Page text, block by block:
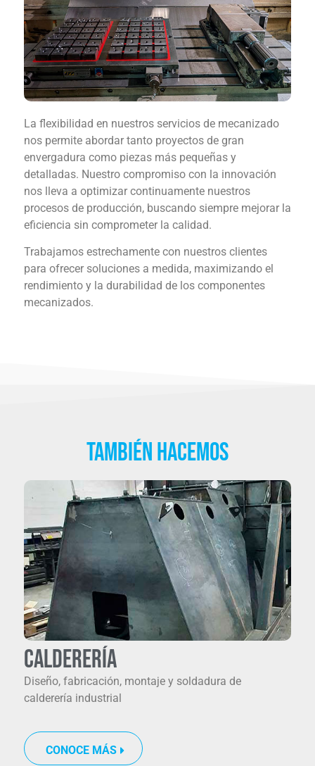
La flexibilidad en nuestros servicios de mecanizado
nos permite abordar tanto proyectos de gran
envergadura como piezas más pequeñas y
detalladas. Nuestro compromiso con la innovación
nos lleva a optimizar continuamente nuestros
procesos de producción, buscando siempre mejorar la
eficiencia sin comprometer la calidad.
Trabajamos estrechamente con nuestros clientes
para ofrecer soluciones a medida, maximizando el
rendimiento y la durabilidad de los componentes
mecanizados.
También Hacemos
Calderería
Diseño, fabricación, montaje y soldadura de
calderería industrial
CONOCE MÁS